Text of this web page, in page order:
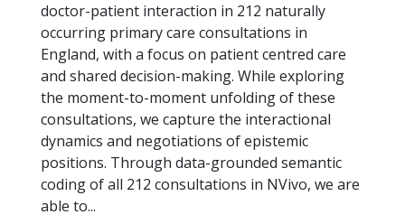
doctor-patient interaction in 212 naturally
occurring primary care consultations in
England, with a focus on patient centred care
and shared decision-making. While exploring
the moment-to-moment unfolding of these
consultations, we capture the interactional
dynamics and negotiations of epistemic
positions. Through data-grounded semantic
coding of all 212 consultations in NVivo, we are
able to...